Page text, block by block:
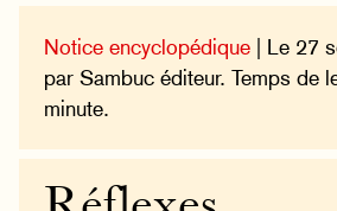
Notice encyclopédique | Le 27
par Sambuc éditeur. Temps de
minute.